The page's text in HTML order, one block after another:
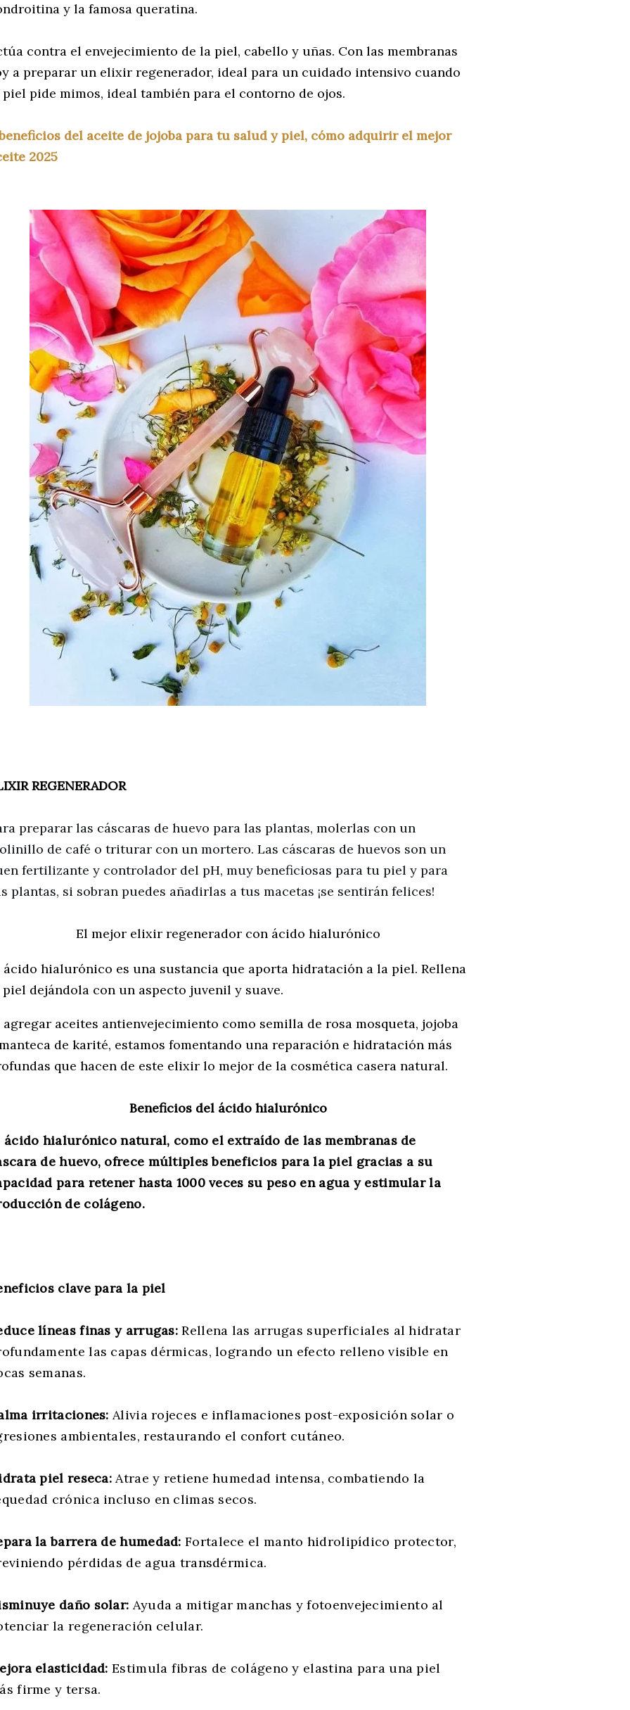
y la famosa queratina.
contra el envejecimiento de la piel, cabello y uñas. Con las membranas
a preparar un elixir regenerador, ideal para un cuidado intensivo cuando
pide mimos, ideal también para el contorno de ojos.
del aceite de jojoba para tu salud y piel, cómo adquirir el mejor
2025
REGENERADOR
preparar las cáscaras de huevo para las plantas, molerlas con un
de café o triturar con un mortero. Las cáscaras de huevos son un
fertilizante y controlador del pH, muy beneficiosas para tu piel y para
plantas, si sobran puedes añadirlas a tus macetas ¡se sentirán felices!
El mejor elixir regenerador con ácido hialurónico
ácido hialurónico es una sustancia que aporta hidratación a la piel. Rellena
dejándola con un aspecto juvenil y suave.
agregar aceites antienvejecimiento como semilla de rosa mosqueta, jojoba
de karité, estamos fomentando una reparación e hidratación más
que hacen de este elixir lo mejor de la cosmética casera natural.
Beneficios del ácido hialurónico
ácido hialurónico natural, como el extraído de las membranas de
de huevo, ofrece múltiples beneficios para la piel gracias a su
para retener hasta 1000 veces su peso en agua y estimular la
de colágeno.
clave para la piel
líneas finas y arrugas: Rellena las arrugas superficiales al hidratar
las capas dérmicas, logrando un efecto relleno visible en
semanas.
irritaciones: Alivia rojeces e inflamaciones post-exposición solar o
ambientales, restaurando el confort cutáneo.
piel reseca: Atrae y retiene humedad intensa, combatiendo la
crónica incluso en climas secos.
la barrera de humedad: Fortalece el manto hidrolipídico protector,
pérdidas de agua transdérmica.
daño solar: Ayuda a mitigar manchas y fotoenvejecimiento al
la regeneración celular.
elasticidad: Estimula fibras de colágeno y elastina para una piel
firme y tersa.